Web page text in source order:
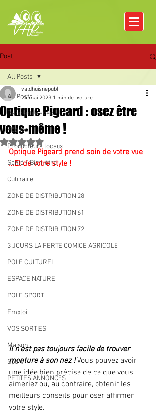
Post
All Posts
Rencontre avec
Pâques
Producteurs locaux
Santé / Bien-être
Culinaire
ZONE DE DISTRIBUTION 28
ZONE DE DISTRIBUTION 61
ZONE DE DISTRIBUTION 72
3 JOURS LA FERTE COMICE AGRICOLE
POLE CULTUREL
ESPACE NATURE
POLE SPORT
Emploi
VOS SORTIES
Maison
Sport
PETITES ANNONCES
All Posts
Optique Pigeard : osez être
vous-même !
valdhuisnepubli
24 mai 2023 1 min de lecture
Noté NaN étoiles sur 5.
Optique Pigeard prend soin de votre vue
…Et de votre style !
Il n’est pas toujours facile de trouver
monture à son nez ! Vous pouvez avoir
une idée bien précise de ce que vous
aimeriez ou, au contraire, obtenir les
meilleurs conseils pour oser affirmer
votre style.